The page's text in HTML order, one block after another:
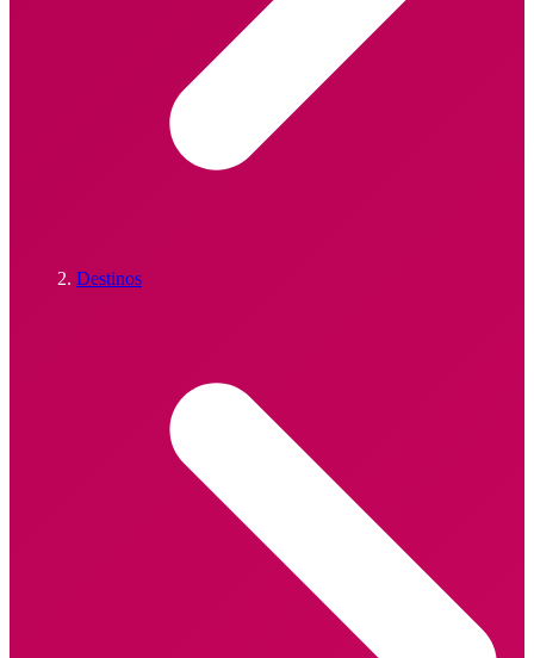
Destinos